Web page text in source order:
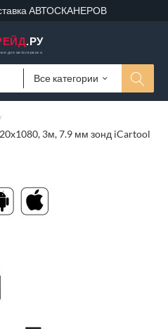
АВТОСКАНЕРОВ
.РУ
для автосервиса
Все категории
3м, 7.9 мм зонд iCartool